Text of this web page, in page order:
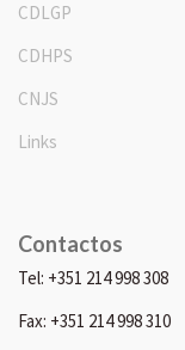
CDLGP
CDHPS
CNJS
Links
Contactos
Tel: +351 214 998 308
Fax: +351 214 998 310